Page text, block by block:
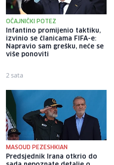
OČAJNIČKI POTEZ
Infantino promijenio taktiku,
izvinio se članicama FIFA-e:
Napravio sam grešku, neće se
više ponoviti
2 sata
MASOUD PEZESHKIAN
Predsjednik Irana otkrio do